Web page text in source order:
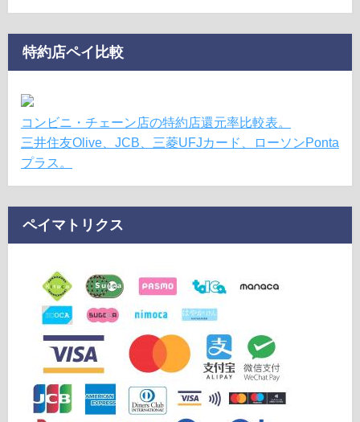
特約店ペイ比較
コンビニ・チェーン店の特約店還元率比較表。
三井住友Olive、JCB、三菱UFJカード、ローソンPonta
プラス。
ペイマトリクス